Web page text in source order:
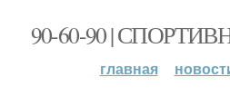
90-60-90 |
главная